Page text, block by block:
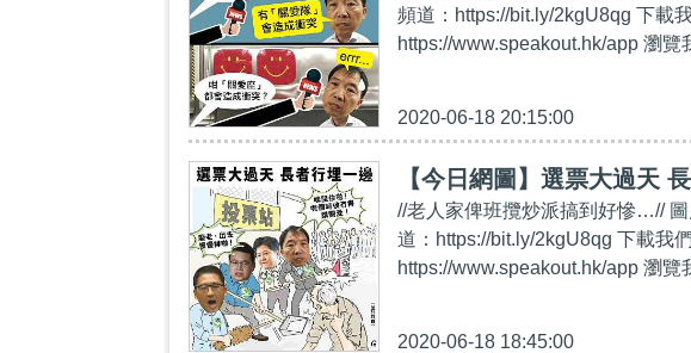
頻道：https://bit.ly/2kgU8qg 下載
https://www.speakout.hk/app 瀏覽
2020-06-18 20:15:00
【今日網圖】選票大過天
//老人家俾班攬炒派搞到好慘…//
道：https://bit.ly/2kgU8qg 下載我
https://www.speakout.hk/app 瀏覽
2020-06-18 18:45:00